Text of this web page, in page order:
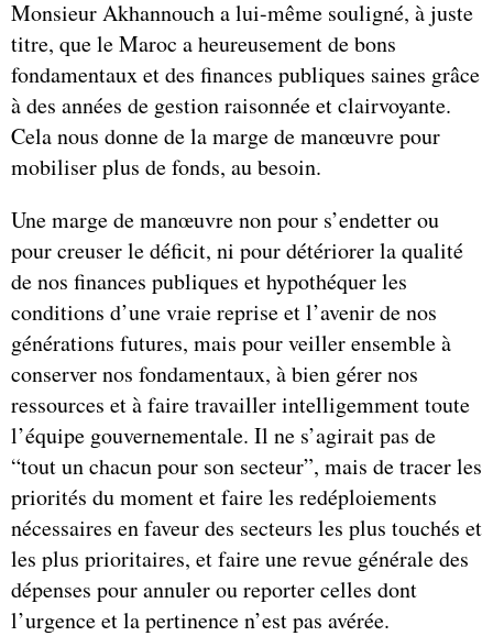
Monsieur Akhannouch a lui-même souligné, à juste
titre, que le Maroc a heureusement de bons
fondamentaux et des finances publiques saines grâce
à des années de gestion raisonnée et clairvoyante.
Cela nous donne de la marge de manœuvre pour
mobiliser plus de fonds, au besoin.
Une marge de manœuvre non pour s’endetter ou
pour creuser le déficit, ni pour détériorer la qualité
de nos finances publiques et hypothéquer les
conditions d’une vraie reprise et l’avenir de nos
générations futures, mais pour veiller ensemble à
conserver nos fondamentaux, à bien gérer nos
ressources et à faire travailler intelligemment toute
l’équipe gouvernementale. Il ne s’agirait pas de
“tout un chacun pour son secteur”, mais de tracer les
priorités du moment et faire les redéploiements
nécessaires en faveur des secteurs les plus touchés et
les plus prioritaires, et faire une revue générale des
dépenses pour annuler ou reporter celles dont
l’urgence et la pertinence n’est pas avérée.